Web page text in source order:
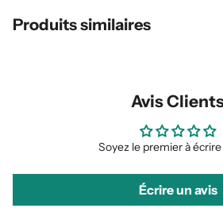
Produits similaires
Avis
Soyez le premier à écrire
Écrire un avis